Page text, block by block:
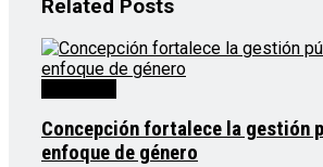
Related Posts
Concepción fortalece la gestión
enfoque de género